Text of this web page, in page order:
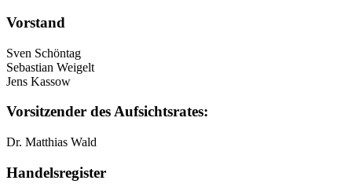
Vorstand
Sven Schöntag
Sebastian Weigelt
Jens Kassow
Vorsitzender des Aufsichtsrates:
Dr. Matthias Wald
Handelsregister